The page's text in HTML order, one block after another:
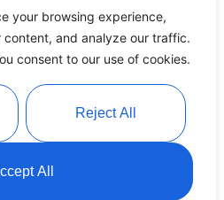
your browsing experience,
content, and analyze our traffic.
consent to our use of cookies.
Reject All
All